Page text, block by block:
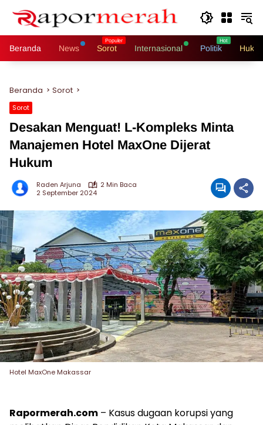
Beranda News Sorot Internasional Politik
Beranda Sorot
Sorot
Desakan Menguat! L-Kompleks Minta
Manajemen Hotel MaxOne Dijerat
Hukum
Raden Arjuna
2 Min Baca
2 September 2024
Hotel MaxOne Makassar
Rapormerah.com – Kasus dugaan korupsi yang